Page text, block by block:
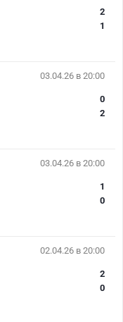
2
1
03.04.26 в 20:00
0
2
03.04.26 в 20:00
1
0
02.04.26 в 20:00
2
0